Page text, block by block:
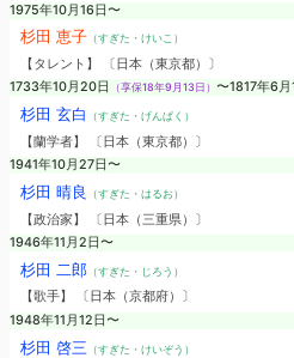
1975年10月16日〜
杉田 恵子（すぎた・けいこ）
【タレント】 〔日本（東京都）〕
1733年10月20日
（享保18年9月13日） 〜1817年6月
杉田 玄白 （すぎた・げんぱく）
【蘭学者】 〔日本（東京都）〕
1941年10月27日〜
杉田 晴良 （すぎた・はるお）
【政治家】 〔日本（三重県）〕
1946年11月2日〜
杉田 二郎（すぎた・じろう）
【歌手】 〔日本（京都府）〕
1948年11月12日〜
杉田 啓三 （すぎた・けいぞう）